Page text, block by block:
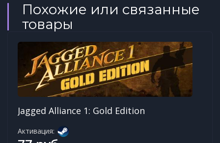
Похожие или связанные
товары
Jagged Alliance 1: Gold Edition
Активация: